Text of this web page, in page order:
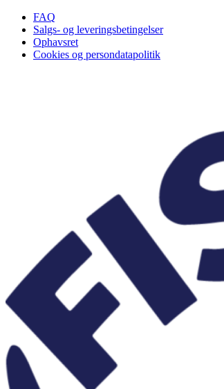
Videre
indhold
FAQ
Salgs- og leveringsbetingelser
Ophavsret
Cookies og persondatapolitik